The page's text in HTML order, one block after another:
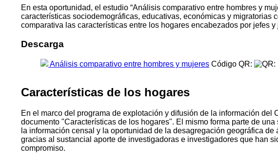
En esta oportunidad, el estudio “Análisis comparativo entre hombres y
características sociodemográficas, educativas, económicas y
comparativa las características entre los hogares encabezados por jefes
Descarga
Análisis comparativo entre hombres y mujeres Código QR:
Características de los hogares
En el marco del programa de explotación y difusión de la información
documento "Características de los hogares". El mismo forma parte de
la información censal y la oportunidad de la desagregación geográfica
gracias al sustancial aporte de investigadoras e investigadores que han
compromiso.